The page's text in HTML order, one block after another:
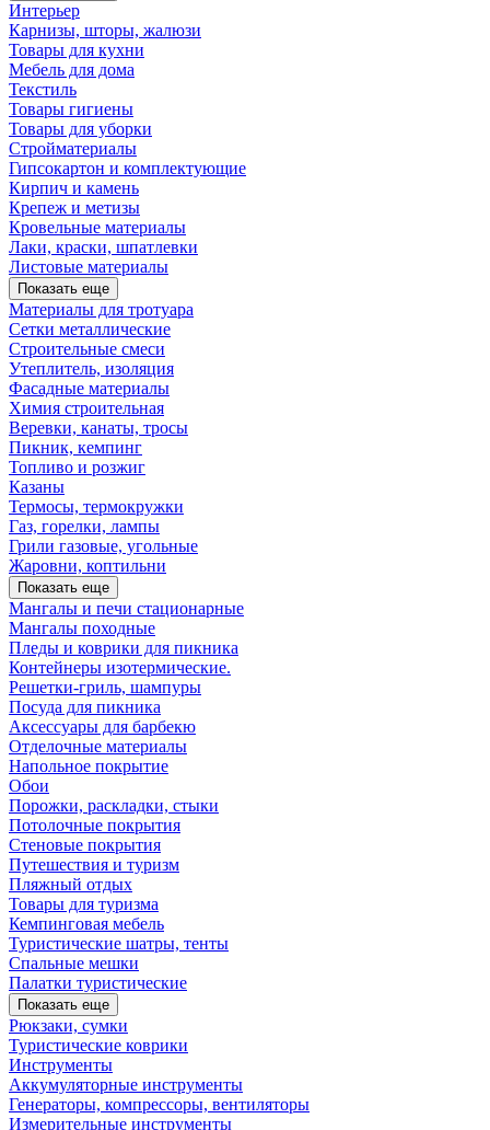
Интерьер
Карнизы, шторы, жалюзи
Товары для кухни
Мебель для дома
Текстиль
Товары гигиены
Товары для уборки
Стройматериалы
Гипсокартон и комплектующие
Кирпич и камень
Крепеж и метизы
Кровельные материалы
Лаки, краски, шпатлевки
Листовые материалы
Показать еще
Материалы для тротуара
Сетки металлические
Строительные смеси
Утеплитель, изоляция
Фасадные материалы
Химия строительная
Веревки, канаты, тросы
Пикник, кемпинг
Топливо и розжиг
Казаны
Термосы, термокружки
Газ, горелки, лампы
Грили газовые, угольные
Жаровни, коптильни
Показать еще
Мангалы и печи стационарные
Мангалы походные
Пледы и коврики для пикника
Контейнеры изотермические.
Решетки-гриль, шампуры
Посуда для пикника
Аксессуары для барбекю
Отделочные материалы
Напольное покрытие
Обои
Порожки, раскладки, стыки
Потолочные покрытия
Стеновые покрытия
Путешествия и туризм
Пляжный отдых
Товары для туризма
Кемпинговая мебель
Туристические шатры, тенты
Спальные мешки
Палатки туристические
Показать еще
Рюкзаки, сумки
Туристические коврики
Инструменты
Аккумуляторные инструменты
Генераторы, компрессоры, вентиляторы
Измерительные инструменты